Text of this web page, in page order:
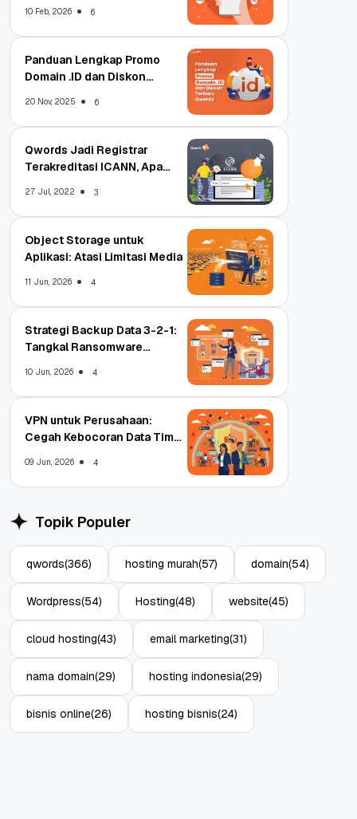
10 Feb, 2026 6
Panduan Lengkap Promo
Domain .ID dan Diskon
20 Nov, 2025 6
Qwords Jadi Registrar
Terakreditasi ICANN, Apa
27 Jul, 2022 3
Object Storage untuk
Aplikasi: Atasi Limitasi Media
11 Jun, 2026 4
Strategi Backup Data 3-2-1:
Tangkal Ransomware
10 Jun, 2026 4
VPN untuk Perusahaan:
Cegah Kebocoran Data Tim
09 Jun, 2026 4
Topik Populer
qwords(366) hosting murah(57) domain(54)
Wordpress(54) Hosting(48) website(45)
cloud hosting(43) email marketing(31)
nama domain(29) hosting indonesia(29)
bisnis online(26) hosting bisnis(24)